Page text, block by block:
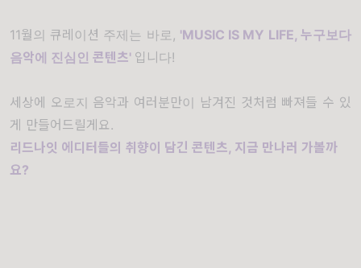
11월의 큐레이션 주제는 바로, 'MUSIC IS MY LIFE, 누구보다
음악에 진심인 콘텐츠' 입니다!
세상에 오로지 음악과 여러분만이 남겨진 것처럼 빠져들 수 있
게 만들어드릴게요.
리드나잇 에디터들의 취향이 담긴 콘텐츠, 지금 만나러 가볼까
요?